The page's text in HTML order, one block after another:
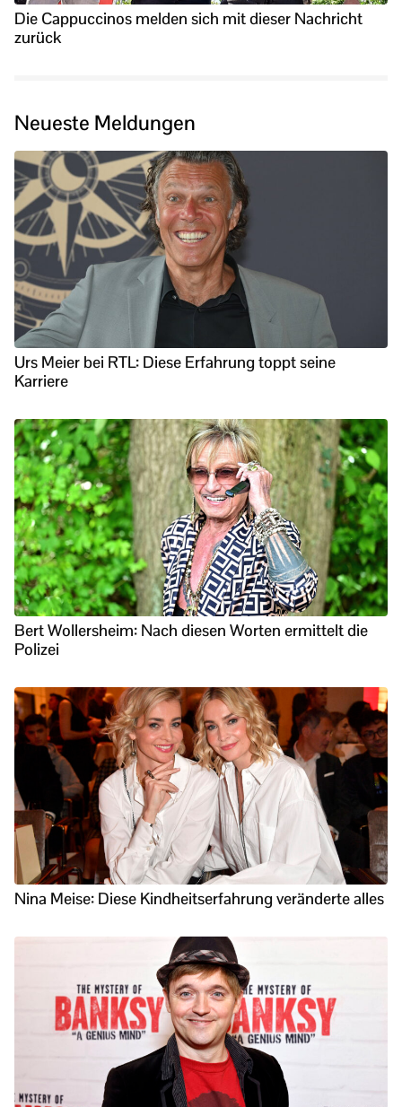
Die Cappuccinos melden sich mit dieser Nachricht
zurück
Neueste Meldungen
Urs Meier bei RTL: Diese Erfahrung toppt seine
Karriere
Bert Wollersheim: Nach diesen Worten ermittelt die
Polizei
Nina Meise: Diese Kindheitserfahrung veränderte alles